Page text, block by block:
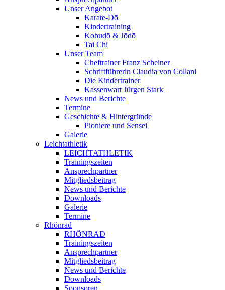
Unser Angebot
Karate-Dō
Kindertraining
Kobudō & Jōdō
Tai Chi
Unser Team
Cheftrainer Franz Scheiner
Schriftführerin Claudia von Collani
Die Kindertrainer
Kassenwart Jürgen Stark
News und Berichte
Termine
Geschichte & Hintergründe
Pioniere und Sensei
Galerie
Leichtathletik
LEICHTATHLETIK
Trainingszeiten
Ansprechpartner
Mitgliedsbeitrag
News und Berichte
Downloads
Galerie
Termine
Rhönrad
RHÖNRAD
Trainingszeiten
Ansprechpartner
Mitgliedsbeitrag
News und Berichte
Downloads
Sponsoren